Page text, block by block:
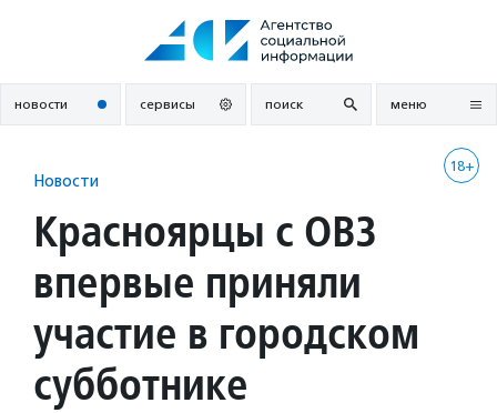
новости сервисы поиск меню
18+
Новости
Красноярцы с ОВЗ
впервые приняли
участие в городском
субботнике